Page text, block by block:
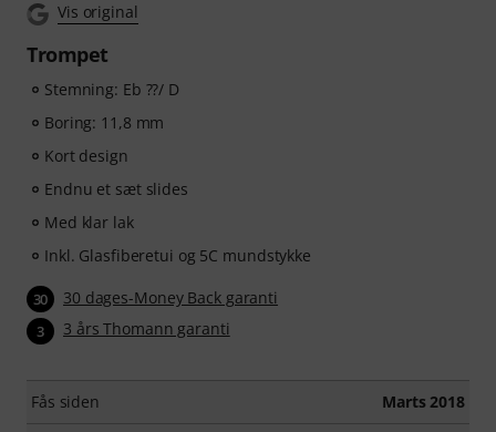
Vis original
Trompet
Stemning: Eb ??/ D
Boring: 11,8 mm
Kort design
Endnu et sæt slides
Med klar lak
Inkl. Glasfiberetui og 5C mundstykke
30 30 dages-Money Back garanti
3 3 års Thomann garanti
Fås siden Marts 2018